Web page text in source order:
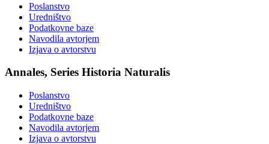
Poslanstvo
Uredništvo
Podatkovne baze
Navodila avtorjem
Izjava o avtorstvu
Annales, Series Historia Naturalis
Poslanstvo
Uredništvo
Podatkovne baze
Navodila avtorjem
Izjava o avtorstvu